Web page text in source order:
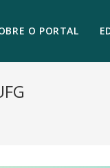
O PORTAL